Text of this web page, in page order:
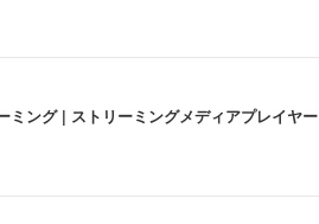
ング | ストリーミングメディアプレイヤー